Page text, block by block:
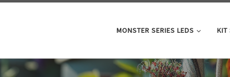
MONSTER SERIES LEDS KIT